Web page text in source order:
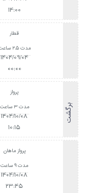
14:00
قطار
مدت 2.5 ساعت
1404/09/04
00:00
برگشت
پرواز
مدت 3 ساعت
1404/10/08
10:15
پرواز ماهان
مدت 9 ساعت
1404/10/08
23:45